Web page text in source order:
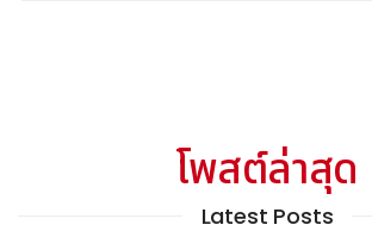
โพสต์ล่าสุด
Latest Posts